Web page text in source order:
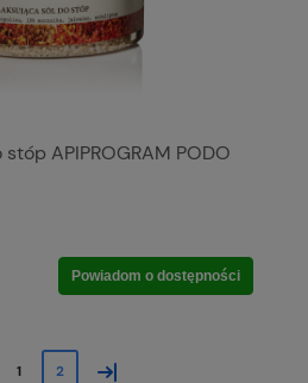
APIPROGRAM PODO
Powiadom o dostępności
1 2 »